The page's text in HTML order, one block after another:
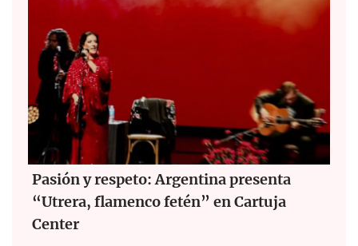
Pasión y respeto: Argentina presenta
“Utrera, flamenco fetén” en Cartuja
Center